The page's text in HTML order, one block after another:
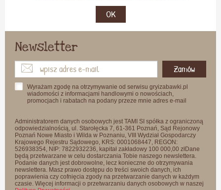
OK
Newsletter
Zamów
Wyrażam zgodę na otrzymywanie od serwisu gryizabawki.pl
wiadomości z informacjami handlowymi o nowościach,
promocjach i rabatach na podany przeze mnie adres e-mail
Administratorem danych osobowych jest TAMI SI spółka z ograniczoną
odpowiedzialnością, ul. Starołęcka 7, 61-361 Poznań, Sąd Rejonowy
Poznań Nowe Miasto i Wilda w Poznaniu, VIII Wydział Gospodarczy
Krajowego Rejestru Sądowego, KRS: 0001068447, REGON:
526938354, NIP: 7822932236, kapitał zakładowy 100 000,00 złDane
będą przetwarzane w celu dostarczania Tobie naszego newslettera.
Podanie danych jest dobrowolne, lecz konieczne do otrzymywania
newslettera. Masz prawo dostępu do treści swoich danych, ich
poprawienia czy cofnięcia zgody na przetwarzanie danych w każdym
czasie. Więcej informacji o przetwarzaniu danych osobowych w naszej